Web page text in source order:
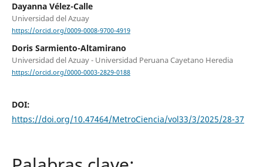
Dayanna Vélez-Calle
Universidad del Azuay
https://orcid.org/0009-0008-9700-4919
Doris Sarmiento-Altamirano
Universidad del Azuay - Universidad Peruana Cayetano Heredia
https://orcid.org/0000-0003-2829-0188
DOI:
https://doi.org/10.47464/MetroCiencia/vol33/3/2025/28-37